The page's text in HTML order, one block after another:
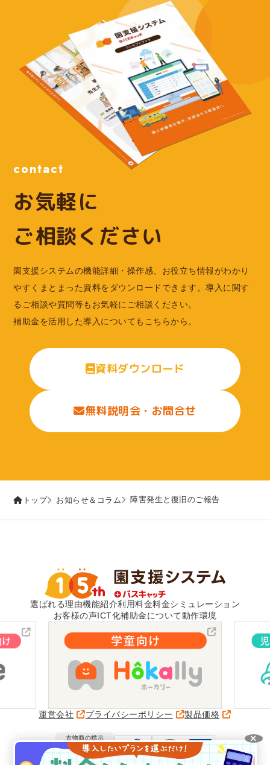
contact
お気軽に
ご相談ください
園支援システムの機能詳細・操作感、お役立ち情報がわかり
やすくまとまった資料をダウンロードできます。導入に関す
るご相談や質問等もお気軽にご相談ください。
補助金を活用した導入についてもこちらから。
資料ダウンロード
無料説明会・お問合せ
トップ お知らせ＆コラム 障害発生と復旧のご報告
選ばれる理由機能紹介利用料金料金シミュレーション
お客様の声ICT化補助金について動作環境
運営会社 プライバシーポリシー 製品価格
古物商の標示
愛知県公安委員会
第541162315500号